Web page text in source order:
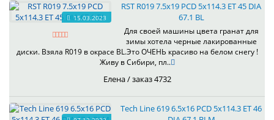
15.03.2023
RST R019 7.5x19 PCD 5x114.3 ET 45 DIA
67.1 BL
Для своей машины цвета гранат для
зимы хотела черные лакированные
диски. Взяла R019 в окрасе BL.Это ОЧЕНЬ красиво на белом снегу !
Живу в Сибири, пл..
Елена / заказ 4732
Tech Line 619 6.5x16 PCD 5x114.3 ET 46